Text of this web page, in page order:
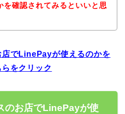
を確認されてみるといいと思
店でLinePayが使えるのかを
をクリック
のお店でLinePayが使